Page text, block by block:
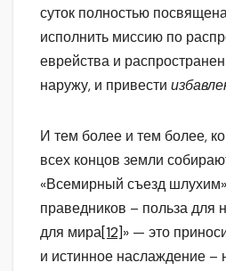
суток полностью
исполнить миссию по
еврейства и
наружу, и привести
И тем более и тем более,
всех концов земли
«Всемирный съезд
праведников – польза для
для мира[12]» — это
и истинное наслаждение –